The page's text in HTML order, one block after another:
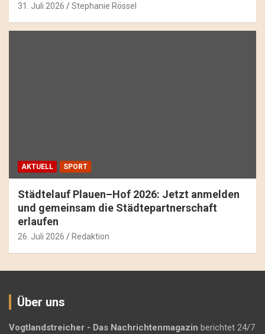
31. Juli 2026 Stephanie Rössel
AKTUELL SPORT
Städtelauf Plauen–Hof 2026: Jetzt anmelden
und gemeinsam die Städtepartnerschaft
erlaufen
26. Juli 2026 Redaktion
Über uns
Vogtlandstreicher - Das Nachrichtenmagazin berichtet 24/7